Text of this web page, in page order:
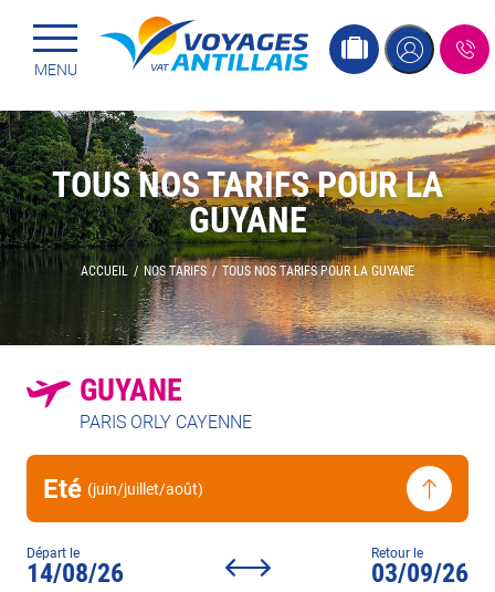
Passer
au
Menu principal
MENU
TOUS NOS TARIFS POUR LA
GUYANE
ACCUEIL / NOS TARIFS / TOUS NOS TARIFS POUR LA GUYANE
GUYANE
PARIS ORLY CAYENNE
Eté (juin/juillet/août)
Départ le
14/08/26
Retour le
03/09/26